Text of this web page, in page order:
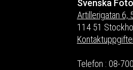
Svenska
Artillerigatan 6,
114 51
Telefon : 08-